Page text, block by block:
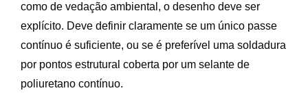
como de vedação ambiental, o desenho deve ser
explícito. Deve definir claramente se um único passe
contínuo é suficiente, ou se é preferível uma soldadura
por pontos estrutural coberta por um selante de
poliuretano contínuo.